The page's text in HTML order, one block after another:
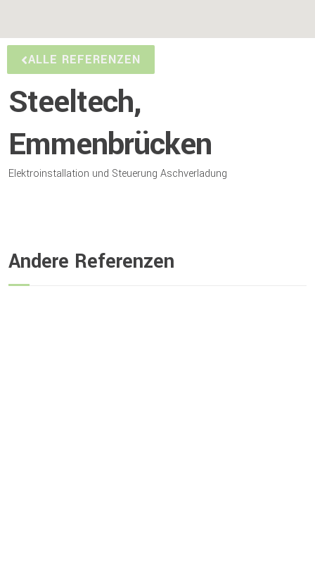
ALLE REFERENZEN
Steeltech,
Emmenbrücken
Elektroinstallation und Steuerung Aschverladung
Andere Referenzen